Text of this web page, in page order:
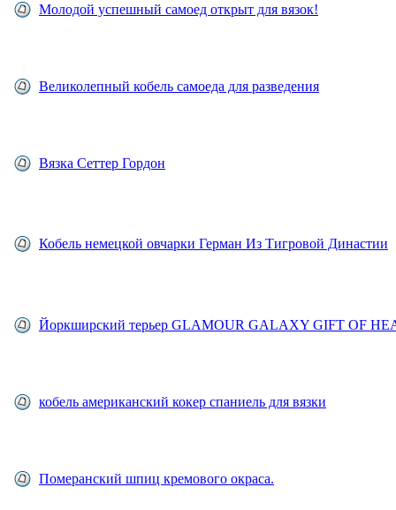
Молодой успешный самоед открыт для вязок!
Великолепный кобель самоеда для разведения
Вязка Сеттер Гордон
Кобель немецкой овчарки Герман Из Тигровой Династии
Йоркширский терьер GLAMOUR GALAXY GIFT OF
кобель американский кокер спаниель для вязки
Померанский шпиц кремового окраса.